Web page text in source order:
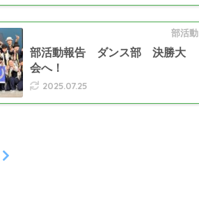
部活動
部活動報告 ダンス部 決勝大
会へ！
2025.07.25